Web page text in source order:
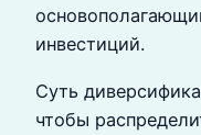
инвестиций.
Суть
чтобы